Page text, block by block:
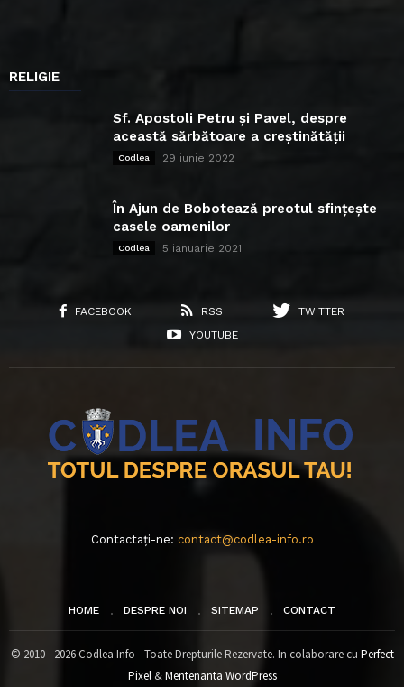
RELIGIE
Sf. Apostoli Petru și Pavel, despre
această sărbătoare a creștinătății
Codlea 29 iunie 2022
În Ajun de Bobotează preotul sfințește
casele oamenilor
Codlea 5 ianuarie 2021
FACEBOOK RSS
TWITTER
YOUTUBE
Contactați-ne: contact@codlea-info.ro
HOME DESPRE NOI SITEMAP CONTACT
© 2010 - 2026 Codlea Info - Toate Drepturile Rezervate. In colaborare cu Perfect
Pixel&Mentenanta WordPress